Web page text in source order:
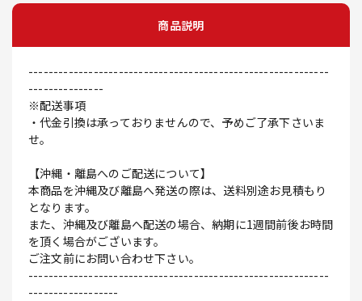
商品説明
------------------------------------------------------------
---------------
※配送事項
・代金引換は承っておりませんので、予めご了承下さいま
せ。
【沖縄・離島へのご配送について】
本商品を沖縄及び離島へ発送の際は、送料別途お見積もり
となります。
また、沖縄及び離島へ配送の場合、納期に1週間前後お時間
を頂く場合がございます。
ご注文前にお問い合わせ下さい。
------------------------------------------------------------
------------------